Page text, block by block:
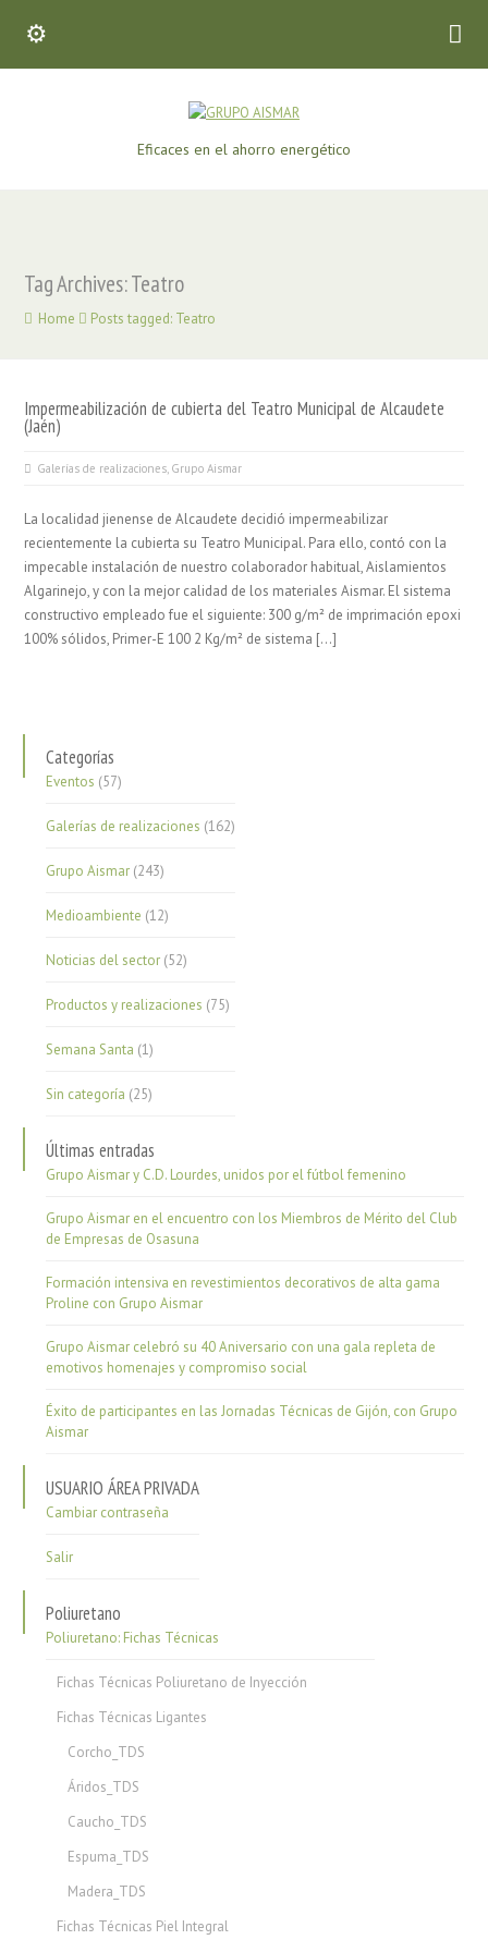
Eficaces en el ahorro energético
Tag Archives: Teatro
Home Posts tagged: Teatro
Impermeabilización de cubierta del Teatro Municipal de Alcaudete
(Jaén)
Galerías de realizaciones, Grupo Aismar
La localidad jienense de Alcaudete decidió impermeabilizar
recientemente la cubierta su Teatro Municipal. Para ello, contó con la
impecable instalación de nuestro colaborador habitual, Aislamientos
Algarinejo, y con la mejor calidad de los materiales Aismar. El sistema
constructivo empleado fue el siguiente: 300 g/m² de imprimación epoxi
100% sólidos, Primer-E 100 2 Kg/m² de sistema […]
Categorías
Eventos (57)
Galerías de realizaciones (162)
Grupo Aismar (243)
Medioambiente (12)
Noticias del sector (52)
Productos y realizaciones (75)
Semana Santa (1)
Sin categoría (25)
Últimas entradas
Grupo Aismar y C.D. Lourdes, unidos por el fútbol femenino
Grupo Aismar en el encuentro con los Miembros de Mérito del Club
de Empresas de Osasuna
Formación intensiva en revestimientos decorativos de alta gama
Proline con Grupo Aismar
Grupo Aismar celebró su 40 Aniversario con una gala repleta de
emotivos homenajes y compromiso social
Éxito de participantes en las Jornadas Técnicas de Gijón, con Grupo
Aismar
USUARIO ÁREA PRIVADA
Cambiar contraseña
Salir
Poliuretano
Poliuretano: Fichas Técnicas
Fichas Técnicas Poliuretano de Inyección
Fichas Técnicas Ligantes
Corcho_TDS
Áridos_TDS
Caucho_TDS
Espuma_TDS
Madera_TDS
Fichas Técnicas Piel Integral